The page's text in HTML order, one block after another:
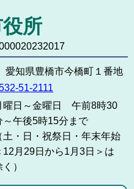
所
知県豊橋市今橋町１番地
51-2111
曜日～金曜日 午前8時30
～午後5時15分まで
土・日・祝祭日・年末年始
12月29日から1月3日＞は
く）